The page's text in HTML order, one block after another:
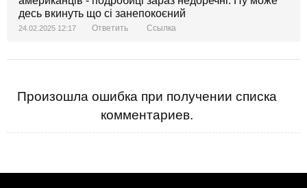
десь вкинуть що сі занепокоєний
24.02.2025 12:17 Ответить Ссылка
Произошла ошибка при получении списка
комментариев.